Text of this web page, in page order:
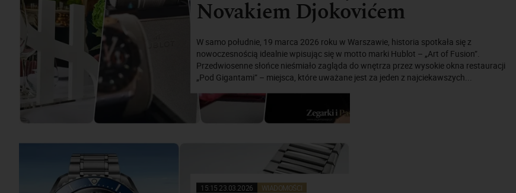
Novakiem Djokovićem
W samo południe, 19 marca 2026 roku w Warszawie, historia spotkała się z
nowoczesnością idealnie wpisując się w motto marki Hublot – „Art of Fusion”.
Przedwiosenne słońce nieśmiało zagląda do wnętrza przez wysokie okna restauracji
„Pod Gigantami” – miejsca, które uważane jest za jeden z najciekawszych...
15:15 23.03.2026 WIADOMOŚCI